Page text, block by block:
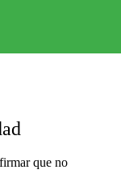
que no